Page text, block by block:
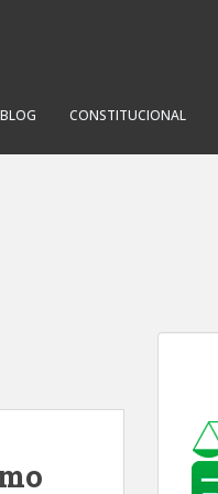
CONSTITUCIONAL